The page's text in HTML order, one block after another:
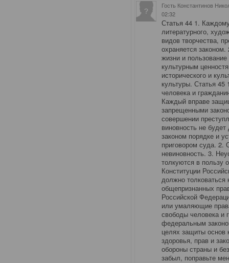
Гость Константинов
02:32
Статья 44 1.
литературного,
видов творчества,
охраняется
жизни и
культурным
исторического и
культуры. Статья 45
человека и
Каждый вправе
запрещенными
совершении
виновность не
законом порядке и
приговором суда. 2.
невиновность. 3.
толкуются в пользу
Конституции
должно толковаться
общепризнанных
Российской
или умаляющие
свободы человека и
федеральным
целях защиты основ
здоровья, прав и
обороны страны и
забыл, поправьте